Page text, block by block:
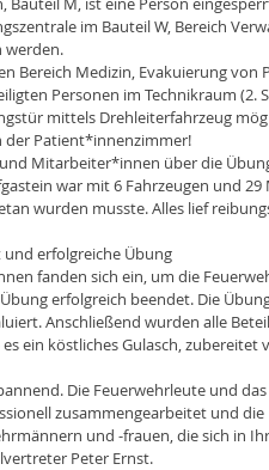
im Bauteil W, Bereich
werden.
Bereich Medizin, Evakuierung von
Personen im Technikraum (2.
mittels Drehleiterfahrzeug
der Patient*innenzimmer!
Mitarbeiter*innen über die
war mit 6 Fahrzeugen und
wurden musste. Alles lief
erfolgreiche Übung
fanden sich ein, um die
erfolgreich beendet. Die
Anschließend wurden alle
ein köstliches Gulasch,
Die Feuerwehrleute und
zusammengearbeitet und
und -frauen, die sich in
Peter Ernst.